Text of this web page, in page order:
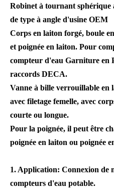
Robinet à tournant
de type à angle d'usine OEM
Corps en laiton forgé, boule
et poignée en laiton. Pour
compteur d'eau Garniture en
raccords DECA.
Vanne à bille verrouillable en
avec filetage femelle, avec
courte ou longue.
Pour la poignée, il peut être
poignée en laiton ou poignée
1. Application: Connexion de
compteurs d'eau potable.